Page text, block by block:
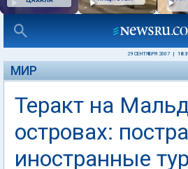
29 СЕНТЯБРЯ 2007
МИР
Теракт на
островах:
иностранные